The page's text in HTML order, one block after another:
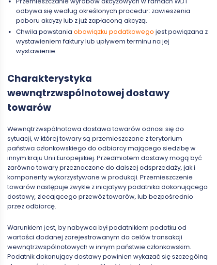
odbywa się według określonych procedur: zawieszenia
poboru akcyzy lub z już zapłaconą akcyzą.
Chwila powstania obowiązku podatkowego jest powiązana z
wystawieniem faktury lub upływem terminu na jej
wystawienie.
Charakterystyka
wewnątrzwspólnotowej dostawy
towarów
Wewnątrzwspólnotowa dostawa towarów odnosi się do
sytuacji, w której towary są przemieszczane z terytorium
państwa członkowskiego do odbiorcy mającego siedzibę w
innym kraju Unii Europejskiej. Przedmiotem dostawy mogą być
zarówno towary przeznaczone do dalszej odsprzedaży, jak i
komponenty wykorzystywane w produkcji. Przemieszczenie
towarów następuje zwykle z inicjatywy podatnika dokonującego
dostawy, zlecającego przewóz towarów, lub bezpośrednio
przez odbiorcę.
Warunkiem jest, by nabywca był podatnikiem podatku od
wartości dodanej zarejestrowanym do celów transakcji
wewnątrzwspólnotowych w innym państwie członkowskim.
Podatnik dokonujący dostawy powinien wykazać się szczególną